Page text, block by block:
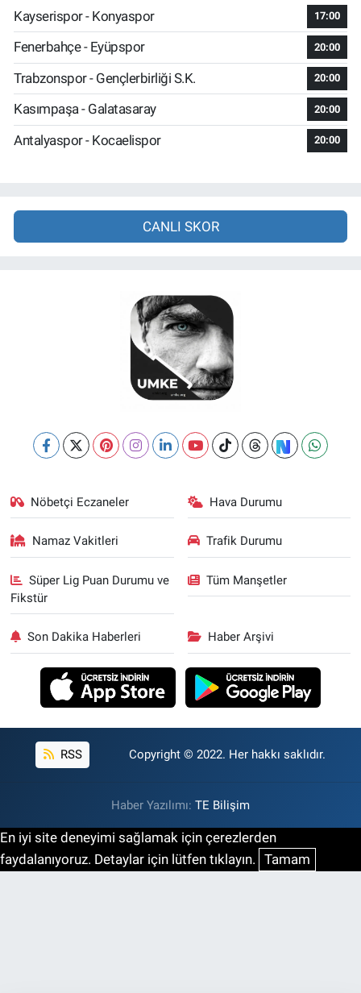
Kayserispor - Konyaspor
17:00
Fenerbahçe - Eyüpspor 20:00
Trabzonspor - Gençlerbirliği S.K. 20:00
Kasımpaşa - Galatasaray 20:00
Antalyaspor - Kocaelispor 20:00
CANLI SKOR
Nöbetçi Eczaneler Hava Durumu
Namaz Vakitleri Trafik Durumu
Süper Lig Puan Durumu ve
Fikstür
Tüm Manşetler
Son Dakika Haberleri Haber Arşivi
RSS Copyright © 2022. Her hakkı saklıdır.
Haber Yazılımı: TE Bilişim
En iyi site deneyimi sağlamak için çerezlerden
faydalanıyoruz. Detaylar için lütfen tıklayın. Tamam